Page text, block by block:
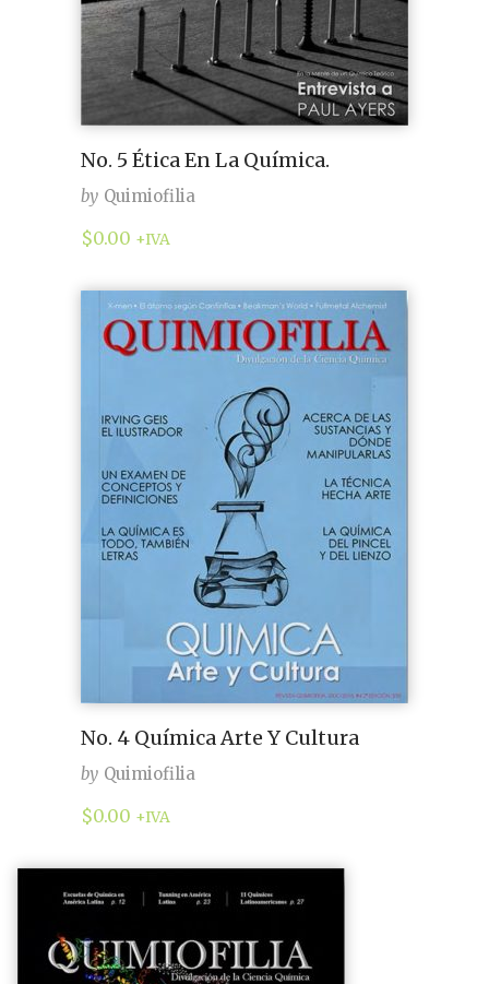
No. 5 Ética En La Química.
by Quimiofilia
$0.00 +IVA
No. 4 Química Arte Y Cultura
by Quimiofilia
$0.00 +IVA